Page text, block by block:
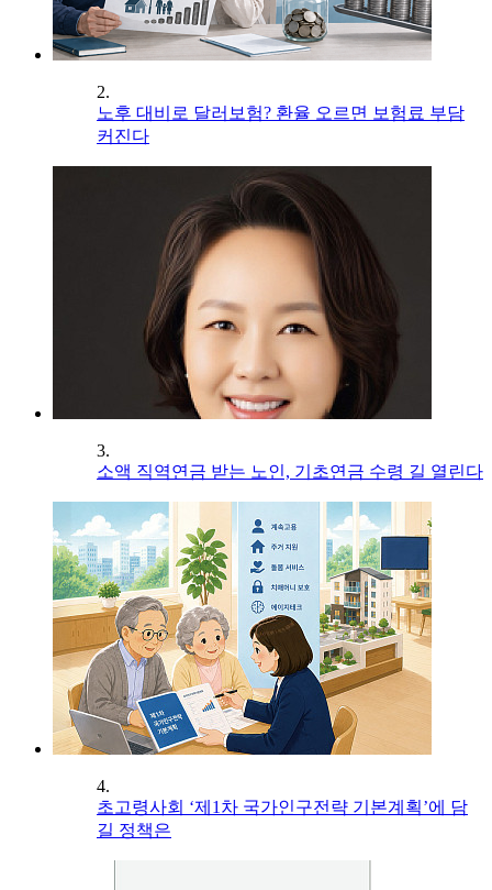
2.
노후 대비로 달러보험? 환율 오르면 보험료 부담
커진다
3.
소액 직역연금 받는 노인, 기초연금 수령 길 열린다
4.
초고령사회 ‘제1차 국가인구전략 기본계획’에 담
길 정책은